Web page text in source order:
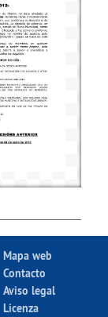
Mapa web
Contacto
Aviso legal
Licenza